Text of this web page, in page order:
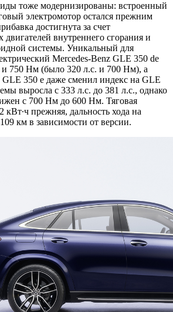
тоже модернизированы: встроенный
электромотор остался прежним
достигнута за счет
внутреннего сгорания и
системы. Уникальный для
Mercedes-Benz GLE 350 de
и 750 Нм (было 320 л.с. и 700 Нм), а
GLE 350 e даже сменил индекс на GLE
выросла с 333 л.с. до 381 л.с., однако
с 700 Нм до 600 Нм. Тяговая
кВт∙ч прежняя, дальность хода на
км в зависимости от версии.